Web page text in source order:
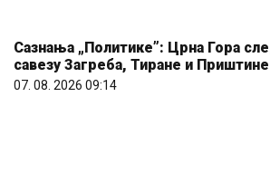
Сазнања „Политике”: Црна Гора
савезу Загреба, Тиране и Приштине
07. 08. 2026 09:14